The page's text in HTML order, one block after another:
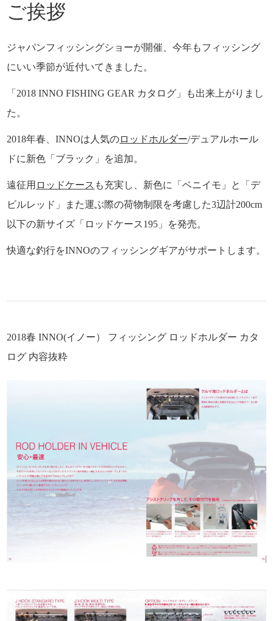
ご挨拶
ジャパンフィッシングショーが開催、今年もフィッシング
にいい季節が近付いてきました。
「2018 INNO FISHING GEAR カタログ」も出来上がりまし
た。
2018年春、INNOは人気のロッドホルダー/デュアルホール
ドに新色「ブラック」を追加。
遠征用 ロッドケース も充実し、新色に「ベニイモ」と「デ
ビルレッド」また運ぶ際の荷物制限を考慮した3辺計200cm
以下の新サイズ「ロッドケース195」を発売。
快適な釣行をINNOのフィッシングギアがサポートします。
2018春 INNO(イノー） フィッシング ロッドホルダー カタ
ログ 内容抜粋